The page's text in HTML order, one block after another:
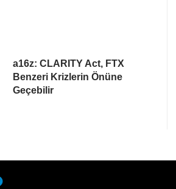
a16z: CLARITY Act, FTX
Benzeri Krizlerin Önüne
Geçebilir